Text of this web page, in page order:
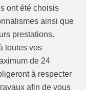
ont été choisis
ainsi que
prestations.
toutes vos
de 24
à respecter
afin de vous